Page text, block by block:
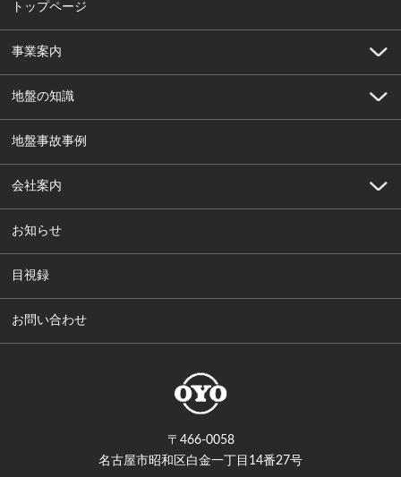
トップページ
事業案内
地盤の知識
地盤事故事例
会社案内
お知らせ
目視録
お問い合わせ
〒466-0058
名古屋市昭和区白金一丁目14番27号